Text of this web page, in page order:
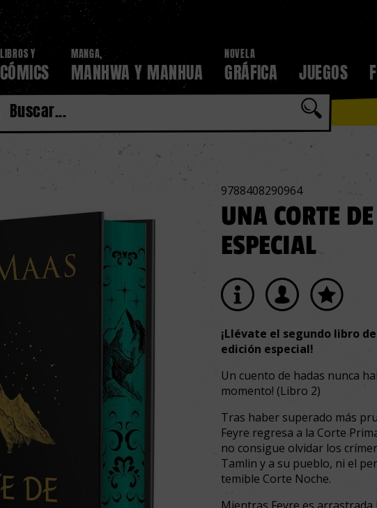
LIBROS Y
CÓMICS
MANGA,
MANHWA Y MANHUA
NOVELA
GRÁFICA JUEGOS
9788408290964
UNA CORTE
ESPECIAL
¡Llévate el segundo libro
edición especial!
Un cuento de hadas nunca
momento! (Libro 2)
Tras haber superado más
Feyre regresa a la Corte
no consigue olvidar los
Tamlin y a su pueblo, ni el
temible Corte Noche.